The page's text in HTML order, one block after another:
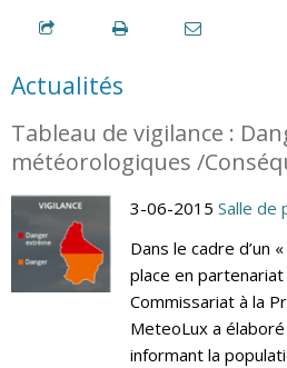
Actualités
Tableau de vigilance :
météorologiques /
3-06-2015 Salle de
Dans le cadre d’un
place en
Commissariat à la
MeteoLux a
informant la